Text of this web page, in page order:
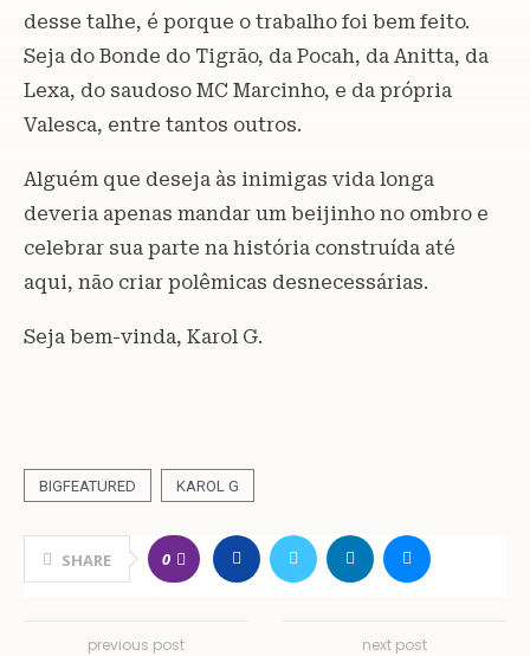
desse talhe, é porque o trabalho foi bem feito.
Seja do Bonde do Tigrão, da Pocah, da Anitta, da
Lexa, do saudoso MC Marcinho, e da própria
Valesca, entre tantos outros.
Alguém que deseja às inimigas vida longa
deveria apenas mandar um beijinho no ombro e
celebrar sua parte na história construída até
aqui, não criar polêmicas desnecessárias.
Seja bem-vinda, Karol G.
BIGFEATURED KAROL G
SHARE 0
previous post next post